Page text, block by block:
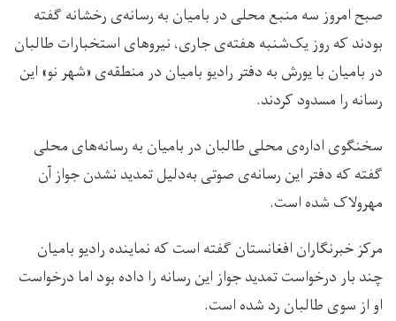
صبح امروز سه منبع محلی در بامیان به رسانه‌ی رخشانه گفته
بودند که روز یک‌شنبه‌ هفته‌ی جاری، نیروهای استخبارات طالبان
در بامیان با یورش به دفتر رادیو بامیان در منطقه‌ی «شهر نو» این
رسانه را مسدود کردند.
سخنگوی اداره‌ی محلی طالبان در بامیان به رسانه‌های محلی
گفته که دفتر این رسانه‌ی صوتی به‌دلیل تمدید نشدن جواز آن
مهرولاک شده است.
مرکز خبرنگاران افغانستان گفته است که نماینده رادیو بامیان
چند بار درخواست تمدید جواز این رسانه را داده بود اما درخواست
او از سوی طالبان رد شده است.